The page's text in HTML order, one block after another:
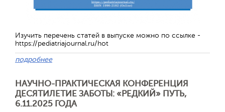
Изучить перечень статей в выпуске можно по ссылке -
https://pediatriajournal.ru/hot
подробнее
НАУЧНО-ПРАКТИЧЕСКАЯ КОНФЕРЕНЦИЯ
ДЕСЯТИЛЕТИЕ ЗАБОТЫ: «РЕДКИЙ» ПУТЬ,
6.11.2025 ГОДА